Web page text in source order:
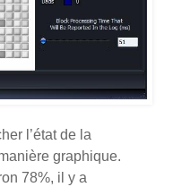
l’état de la
graphique.
78%, il y a